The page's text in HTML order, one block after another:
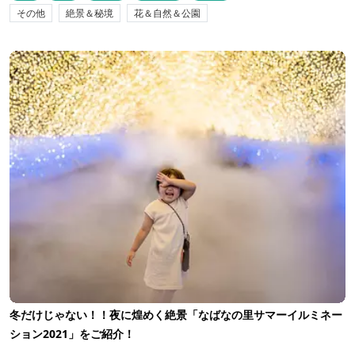
その他
絶景＆秘境 花＆自然＆公園
冬だけじゃない！！夜に煌めく絶景「なばなの里サマーイルミネー
ション2021」をご紹介！